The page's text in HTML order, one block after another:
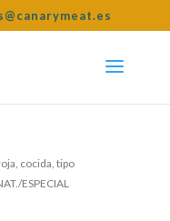
cocida, tipo
ESPECIAL